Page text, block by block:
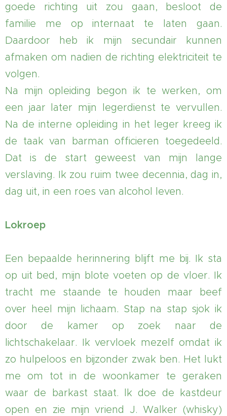
goede richting uit zou gaan, besloot de
familie me op internaat te laten gaan.
Daardoor heb ik mijn secundair kunnen
afmaken om nadien de richting elektriciteit te
volgen.
Na mijn opleiding begon ik te werken, om
een jaar later mijn legerdienst te vervullen.
Na de interne opleiding in het leger kreeg ik
de taak van barman officieren toegedeeld.
Dat is de start geweest van mijn lange
verslaving. Ik zou ruim twee decennia, dag in,
dag uit, in een roes van alcohol leven.
Lokroep
Een bepaalde herinnering blijft me bij. Ik sta
op uit bed, mijn blote voeten op de vloer. Ik
tracht me staande te houden maar beef
over heel mijn lichaam. Stap na stap sjok ik
door de kamer op zoek naar de
lichtschakelaar. Ik vervloek mezelf omdat ik
zo hulpeloos en bijzonder zwak ben. Het lukt
me om tot in de woonkamer te geraken
waar de barkast staat. lk doe de kastdeur
open en zie mijn vriend J. Walker (whisky)